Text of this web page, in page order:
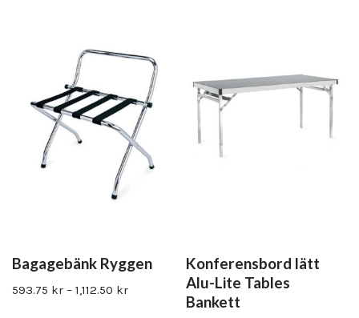
Bagagebänk Ryggen
593.75 kr – 1,112.50 kr
Konferensbord lätt
Alu-Lite Tables
Bankett